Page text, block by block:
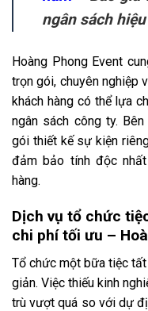
ngân sách
Hoàng Phong Event
trọn gói, chuyên nghiệp
khách hàng có thể lựa
ngân sách công ty.
gói thiết kế sự kiện
đảm bảo tính độc
hàng.
Dịch vụ tổ chức
chi phí tối ưu –
Tổ chức một bữa tiệc
giản. Việc thiếu kinh
trù vượt quá so với dự